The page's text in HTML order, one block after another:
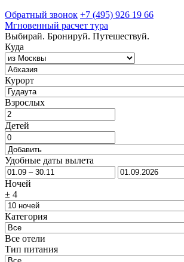
Обратный звонок +7 (495) 926 19 66
Мгновенный расчет тура
Выбирай. Бронируй. Путешествуй.
Куда
Курорт
Взрослых
Детей
Удобные даты вылета
Ночей
± 4
Категория
Все отели
Тип питания